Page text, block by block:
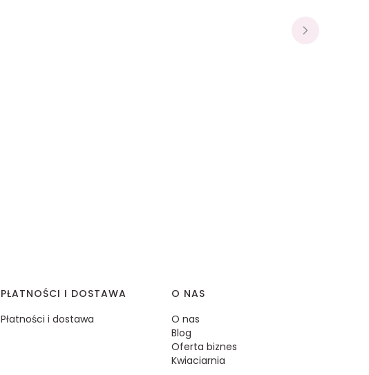
PŁATNOŚCI I DOSTAWA
Płatności i dostawa
O NAS
O nas
Blog
Oferta biznes
Kwiaciarnia